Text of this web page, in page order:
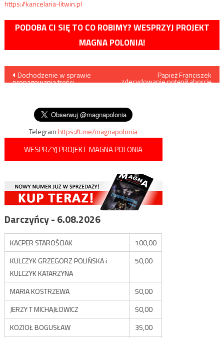
https://kancelaria-litwin.pl
PODOBA CI SIĘ TO CO ROBIMY? WESPRZYJ PROJEKT
MAGNA POLONIA!
Nawigacja
Dochodzenie w sprawie
propagowania treści
Papież Franciszek
zdecydowanie potępił aborcję
Telegramhttps://t.me/magnapolonia
WESPRZYJ PROJEKT MAGNA POLONIA
Darczyńcy - 6.08.2026
KACPER STAROŚCIAK
100,00
KULCZYK GRZEGORZ POLIŃSKA i
KULCZYK KATARZYNA
50,00
MARIA KOSTRZEWA
50,00
JERZY T MICHAJŁOWICZ
50,00
KOZIOŁ BOGUSŁAW
35,00